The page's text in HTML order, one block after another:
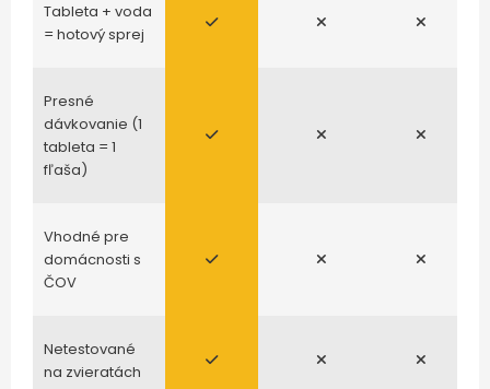
Tableta + voda
= hotový sprej
Presné
dávkovanie (1
tableta = 1
fľaša)
Vhodné pre
domácnosti s
ČOV
Netestované
na zvieratách